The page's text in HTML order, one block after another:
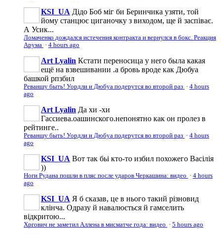
KSI_UA Дідо Боб міг би Беринчика узяти, той
йому станцює циганочку з виходом, ще й заспіває.
А Усик...
Ломаченко дождался истечения контракта и вернулся в бокс. Реакция
Арума · 4 hours ago
Art Lyalin Кстати переносица у него была какая
ещё на взвешивании .а бровь вроде как Дюбуа
башкой рпзбил
Реваншу быть! Уордли и Дюбуа подерутся во второй раз · 4 hours
ago
Art Lyalin Да хи -хи
Гассиева.оашинского.непонятно как он пролез в
рейтинге..
Реваншу быть! Уордли и Дюбуа подерутся во второй раз · 4 hours
ago
KSI_UA Вот так бьі кто-то избил похожего Васілія
))
Ноги Рудана пошли в пляс после ударов Черкашина: видео · 4 hours
ago
KSI_UA Я б сказав, це в нього такий різновид
клінча. Одразу й навалюється й гамселить
відкритою...
Хргович не заметил Аллена в мисматче года: видео · 5 hours ago